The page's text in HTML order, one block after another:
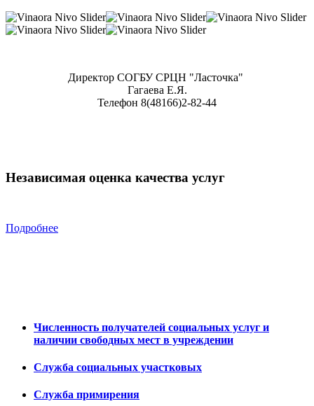
Директор СОГБУ СРЦН "Ласточка"
Гагаева Е.Я.
Телефон 8(48166)2-82-44
Независимая оценка качества услуг
Подробнее
Численность получателей социальных услуг и
наличии свободных мест в учреждении
Служба социальных участковых
Служба примирения